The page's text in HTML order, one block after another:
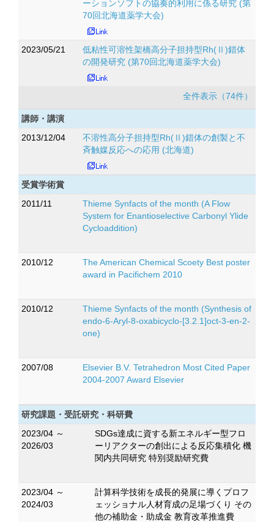
ーションソフトの協奏的利用に係る研究 (第
70回北海道薬学大会)
2023/05/21
低粘性可溶性架橋高分子担持型Rh(Ⅱ)錯体
の開発研究 (第70回北海道薬学大会)
全件表示（74件）
講師・講演
2013/12/04
不溶性高分子担持型Rh(Ⅱ)錯体の創製と不
斉触媒反応への応用 (北海道)
受賞学術賞
2011/11
Thieme Synfacts of the month (A Flow
System for Enantioselective Carbonyl Ylide
Cycloaddition)
2010/12
The American Chemical Scoety Best poster
award in Pacifichem 2010
2010/12
Thieme Synfacts of the month (Synthesis of
endo-6-Aryl-8-oxabicyclo-[3.2.1]oct-3-en-2-
one)
2007/08
Elsevier B.V. Tetrahedron Most Cited Paper
2004-2007 Award Elsevier
研究課題・受託研究・科研費
2023/04 ～
2026/03
SDGs達成に資する新エネルギー型フロ
ーリアクターの創出による反応集積化 機
関内共同研究 特別奨励研究費
2023/04 ～
2024/03
計算科学技術を成長的発展に導くプロフ
ェッショナル人材育成の足場づくり その
他の補助金・助成金 教育改革推進費